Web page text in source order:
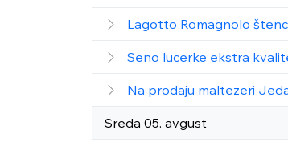
Lagotto Romagnolo
Seno lucerke ekstra
Na prodaju maltezeri
Sreda 05. avgust